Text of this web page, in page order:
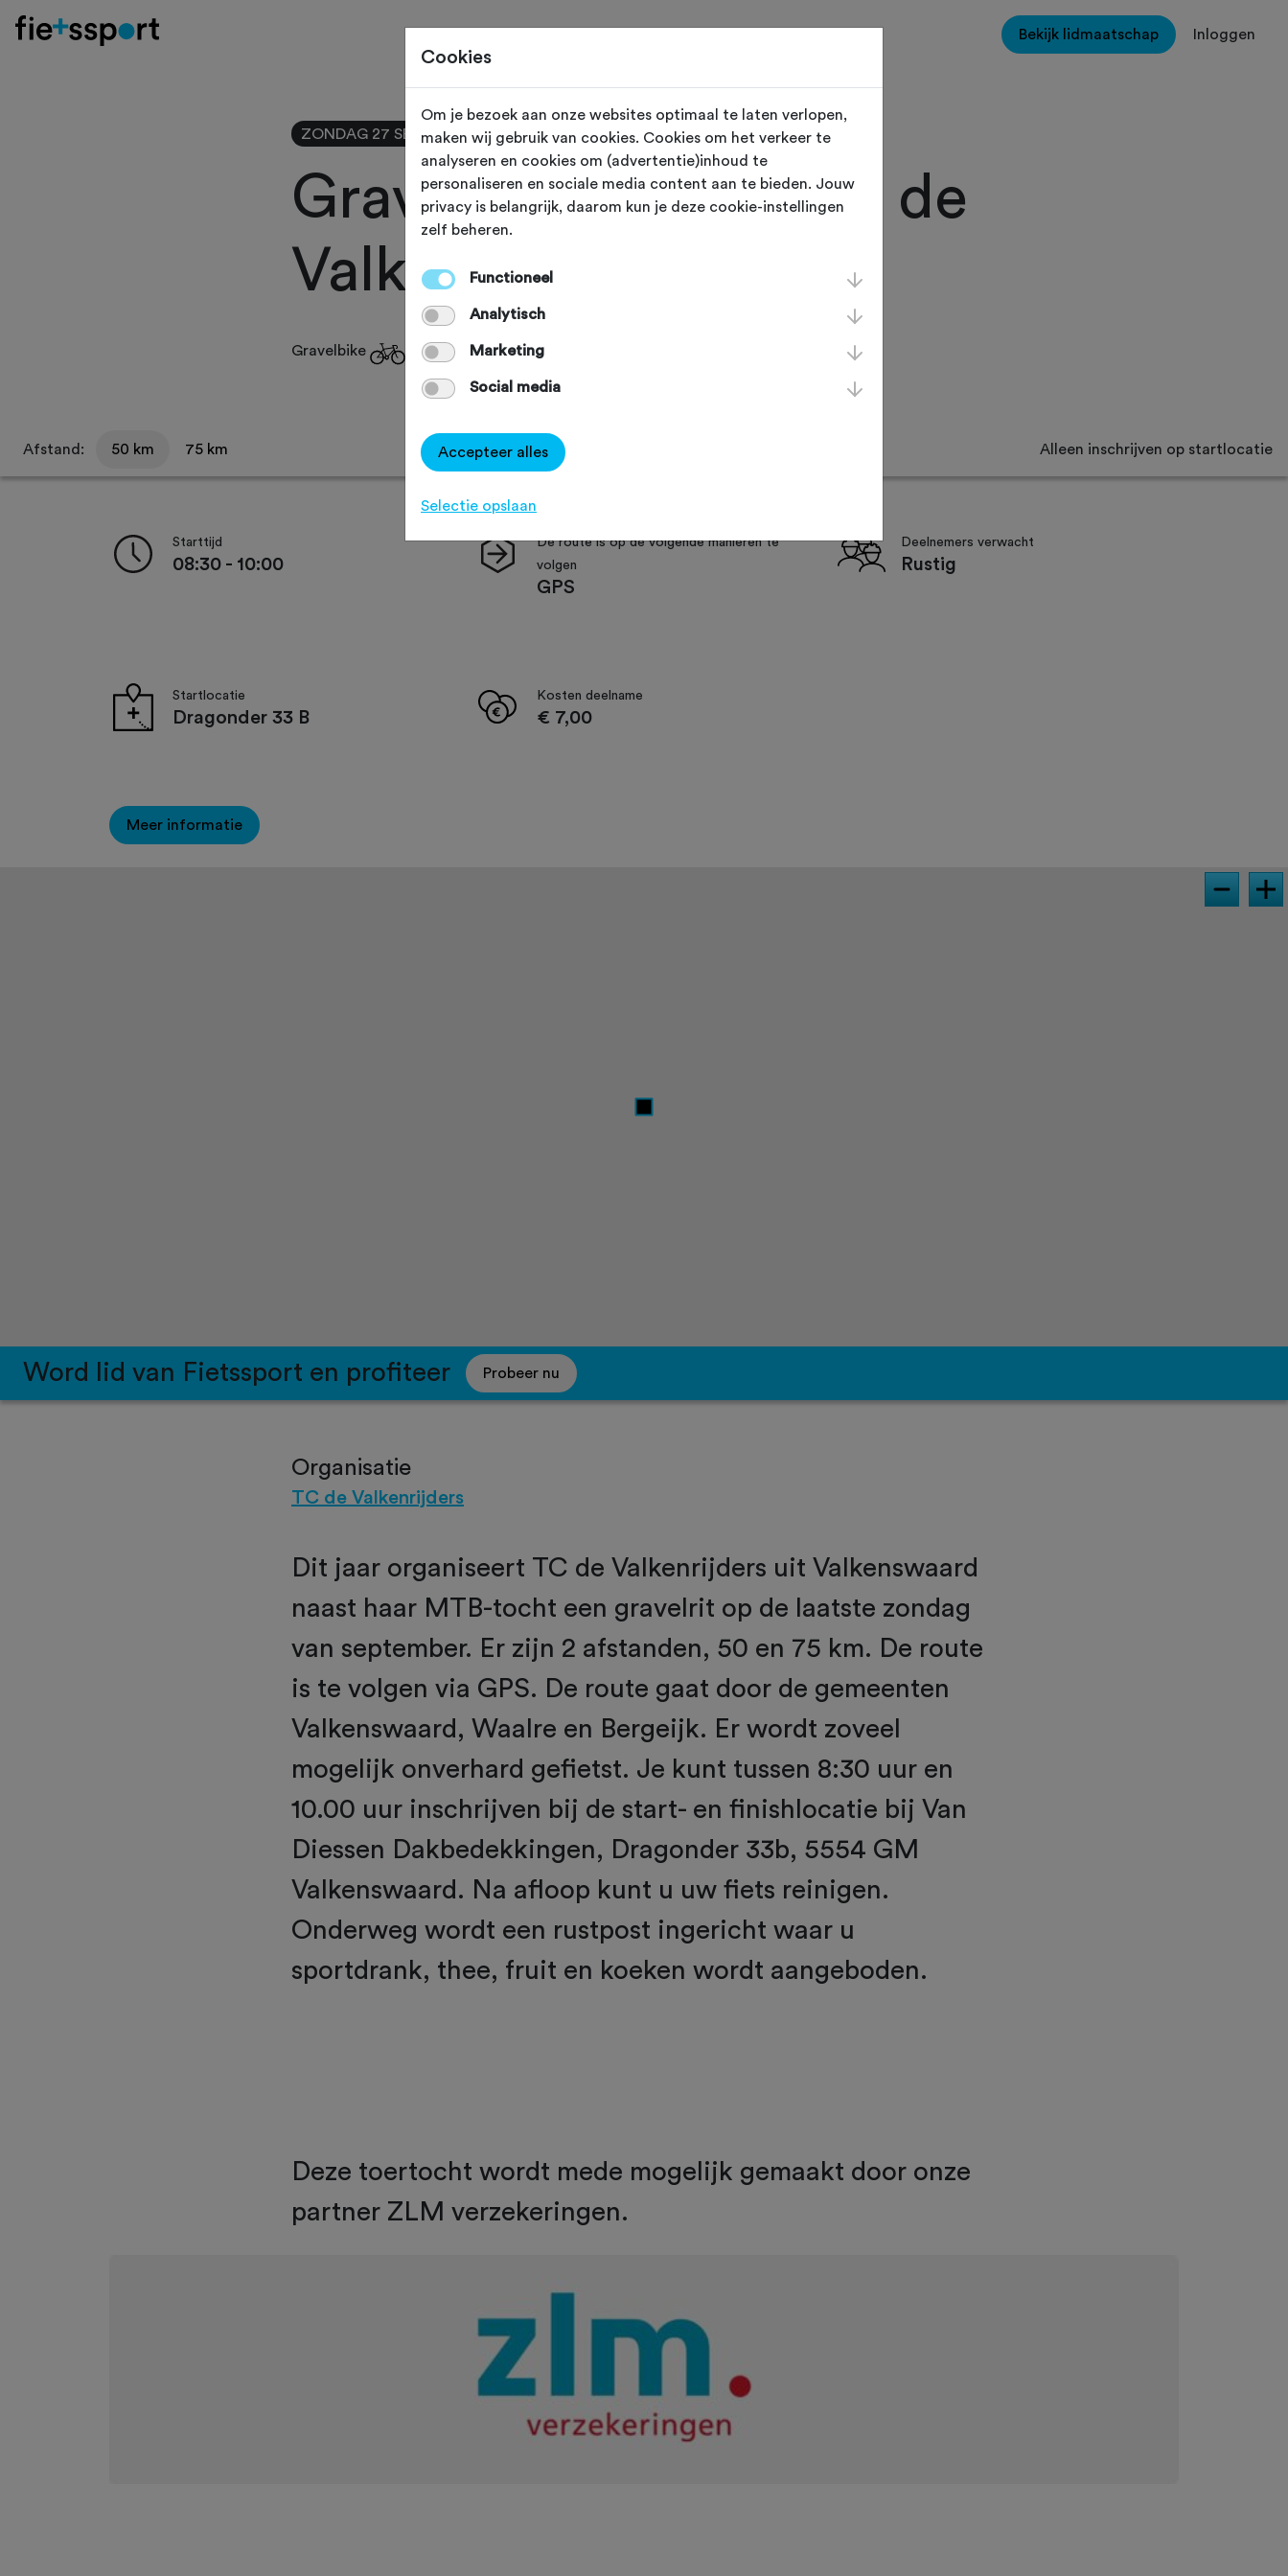
Bekijk lidmaatschap Inloggen
ZONDAG 27 SEP Valkenswaard (Noord Brabant)
Gravelrit Omloop van de
Valkensrijders 2026
Gravelbike Agenda
Afstand: 50 km 75 km Alleen inschrijven op startlocatie
Starttijd
08:30 - 10:00
De route is op de volgende manieren te
volgen
GPS
Deelnemers verwacht
Rustig
Startlocatie
Dragonder 33 B
Kosten deelname
€ 7,00
Meer informatie
Word lid van Fietssport en profiteer Probeer nu
Organisatie
TC de Valkenrijders
Dit jaar organiseert TC de Valkenrijders uit Valkenswaard
naast haar MTB-tocht een gravelrit op de laatste zondag
van september. Er zijn 2 afstanden, 50 en 75 km. De route
is te volgen via GPS. De route gaat door de gemeenten
Valkenswaard, Waalre en Bergeijk. Er wordt zoveel
mogelijk onverhard gefietst. Je kunt tussen 8:30 uur en
10.00 uur inschrijven bij de start- en finishlocatie bij Van
Diessen Dakbedekkingen, Dragonder 33b, 5554 GM
Valkenswaard. Na afloop kunt u uw fiets reinigen.
Onderweg wordt een rustpost ingericht waar u
sportdrank, thee, fruit en koeken wordt aangeboden.
Deze toertocht wordt mede mogelijk gemaakt door onze
partner ZLM verzekeringen.
Cookies
Om je bezoek aan onze websites optimaal te laten verlopen,
maken wij gebruik van cookies. Cookies om het verkeer te
analyseren en cookies om (advertentie)inhoud te
personaliseren en sociale media content aan te bieden. Jouw
privacy is belangrijk, daarom kun je deze cookie-instellingen
zelf beheren.
Functioneel
Analytisch
Marketing
Social media
Accepteer alles
Selectie opslaan